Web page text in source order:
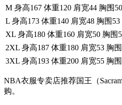
M 身高167 体重120 肩宽44 胸围
L 身高173 体重140 肩宽48 胸围53
XL 身高180 体重160 肩宽50 胸围
2XL 身高187 体重180 肩宽53 胸
3XL 身高193 体重200 肩宽55 胸
NBA衣服专卖店推荐国王（
购。